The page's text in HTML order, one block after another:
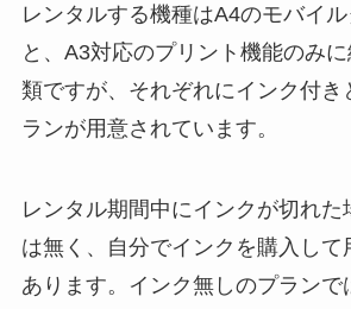
レンタルする機種はA4のモバイ
と、A3対応のプリント機能のみ
類ですが、それぞれにインク付き
ランが用意されています。
レンタル期間中にインクが切れた
は無く、自分でインクを購入して
あります。インク無しのプランで